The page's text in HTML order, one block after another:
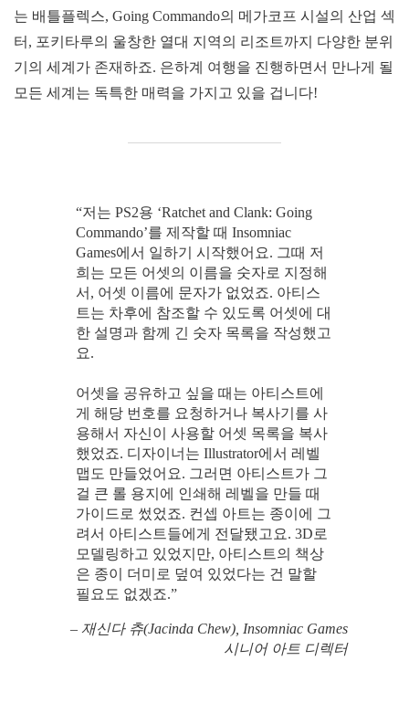
는 배틀플렉스, Going Commando의 메가코프 시설의 산업 섹
터, 포키타루의 울창한 열대 지역의 리조트까지 다양한 분위
기의 세계가 존재하죠. 은하계 여행을 진행하면서 만나게 될
모든 세계는 독특한 매력을 가지고 있을 겁니다!
“저는 PS2용 ‘Ratchet and Clank: Going
Commando’를 제작할 때 Insomniac
Games에서 일하기 시작했어요. 그때 저
희는 모든 어셋의 이름을 숫자로 지정해
서, 어셋 이름에 문자가 없었죠. 아티스
트는 차후에 참조할 수 있도록 어셋에 대
한 설명과 함께 긴 숫자 목록을 작성했고
요.
어셋을 공유하고 싶을 때는 아티스트에
게 해당 번호를 요청하거나 복사기를 사
용해서 자신이 사용할 어셋 목록을 복사
했었죠. 디자이너는 Illustrator에서 레벨
맵도 만들었어요. 그러면 아티스트가 그
걸 큰 롤 용지에 인쇄해 레벨을 만들 때
가이드로 썼었죠. 컨셉 아트는 종이에 그
려서 아티스트들에게 전달됐고요. 3D로
모델링하고 있었지만, 아티스트의 책상
은 종이 더미로 덮여 있었다는 건 말할
필요도 없겠죠.”
– 재신다 츄(Jacinda Chew), Insomniac Games
시니어 아트 디렉터